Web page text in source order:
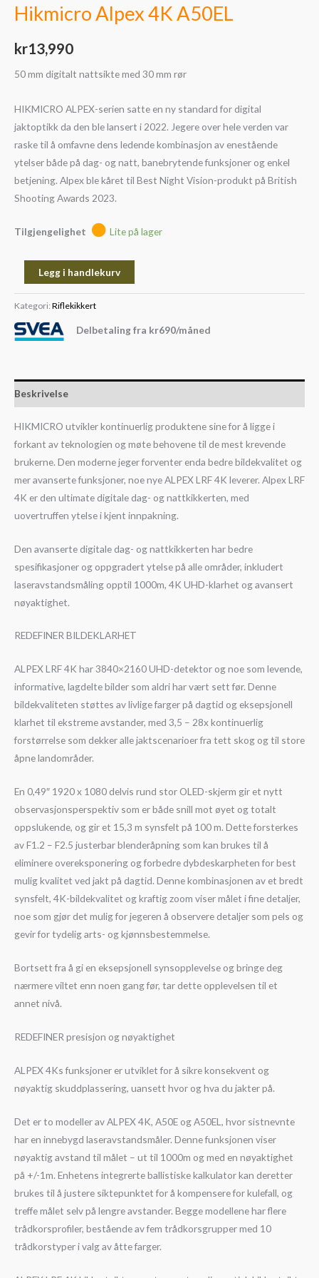
Hikmicro Alpex 4K A50EL
kr13,990
50 mm digitalt nattsikte med 30 mm rør
HIKMICRO ALPEX-serien satte en ny standard for digital
jaktoptikk da den ble lansert i 2022. Jegere over hele verden var
raske til å omfavne dens ledende kombinasjon av enestående
ytelser både på dag- og natt, banebrytende funksjoner og enkel
betjening. Alpex ble kåret til Best Night Vision-produkt på British
Shooting Awards 2023.
Tilgjengelighet Lite på lager
Legg i handlekurv
Kategori: Riflekikkert
Delbetaling fra kr690/måned
Beskrivelse
HIKMICRO utvikler kontinuerlig produktene sine for å ligge i
forkant av teknologien og møte behovene til de mest krevende
brukerne. Den moderne jeger forventer enda bedre bildekvalitet og
mer avanserte funksjoner, noe nye ALPEX LRF 4K leverer. Alpex LRF
4K er den ultimate digitale dag- og nattkikkerten, med
uovertruffen ytelse i kjent innpakning.
Den avanserte digitale dag- og nattkikkerten har bedre
spesifikasjoner og oppgradert ytelse på alle områder, inkludert
laseravstandsmåling opptil 1000m, 4K UHD-klarhet og avansert
nøyaktighet.
REDEFINER BILDEKLARHET
ALPEX LRF 4K har 3840×2160 UHD-detektor og noe som levende,
informative, lagdelte bilder som aldri har vært sett før. Denne
bildekvaliteten støttes av livlige farger på dagtid og eksepsjonell
klarhet til ekstreme avstander, med 3,5 – 28x kontinuerlig
forstørrelse som dekker alle jaktscenarioer fra tett skog og til store
åpne landområder.
En 0,49″ 1920 x 1080 delvis rund stor OLED-skjerm gir et nytt
observasjonsperspektiv som er både snill mot øyet og totalt
oppslukende, og gir et 15,3 m synsfelt på 100 m. Dette forsterkes
av F1.2 – F2.5 justerbar blenderåpning som kan brukes til å
eliminere overeksponering og forbedre dybdeskarpheten for best
mulig kvalitet ved jakt på dagtid. Denne kombinasjonen av et bredt
synsfelt, 4K-bildekvalitet og kraftig zoom viser målet i fine detaljer,
noe som gjør det mulig for jegeren å observere detaljer som pels og
gevir for tydelig arts- og kjønnsbestemmelse.
Bortsett fra å gi en eksepsjonell synsopplevelse og bringe deg
nærmere viltet enn noen gang før, tar dette opplevelsen til et
annet nivå.
REDEFINER presisjon og nøyaktighet
ALPEX 4Ks funksjoner er utviklet for å sikre konsekvent og
nøyaktig skuddplassering, uansett hvor og hva du jakter på.
Det er to modeller av ALPEX 4K, A50E og A50EL, hvor sistnevnte
har en innebygd laseravstandsmåler. Denne funksjonen viser
nøyaktig avstand til målet – ut til 1000m og med en nøyaktighet
på +/-1m. Enhetens integrerte ballistiske kalkulator kan deretter
brukes til å justere siktepunktet for å kompensere for kulefall, og
treffe målet selv på lengre avstander. Begge modellene har flere
trådkorsprofiler, bestående av fem trådkorsgrupper med 10
trådkorstyper i valg av åtte farger.